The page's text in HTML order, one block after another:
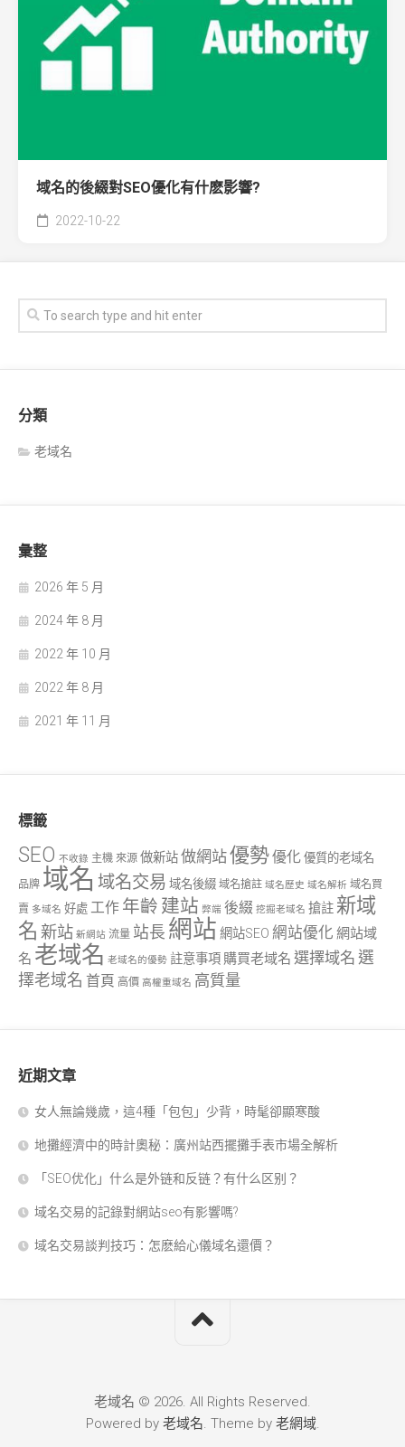
域名的後綴對SEO優化有什麽影響?
2022-10-22
分類
老域名
彙整
2026 年 5 月
2024 年 8 月
2022 年 10 月
2022 年 8 月
2021 年 11 月
標籤
SEO 不收錄 主機 來源 做新站做網站優勢優化 優質的老域名
品牌 域名 域名交易 域名後綴 域名搶註 域名歷史 域名解析 域名買
賣 多域名 好處 工作 年齡 建站 弊端 後綴 挖掘老域名 搶註新域
名 新站 新網站 流量 站長 網站 網站SEO 網站優化 網站域
名 老域名 老域名的優勢 註意事項 購買老域名 選擇域名 選
擇老域名 首頁 高價 高權重域名 高質量
近期文章
女人無論幾歲，這4種「包包」少背，時髦卻顯寒酸
地攤經濟中的時計奧秘：廣州站西擺攤手表市場全解析
「SEO优化」什么是外链和反链？有什么区别？
域名交易的記錄對網站seo有影響嗎?
域名交易談判技巧：怎麽給心儀域名還價？
老域名 © 2026. All Rights Reserved.
Powered by 老域名. Theme by 老網域.